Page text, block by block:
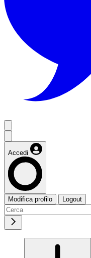
Accedi
Modifica profilo Logout